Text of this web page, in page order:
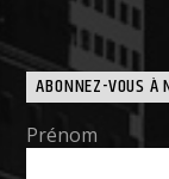
ABONNEZ-VOUS À
Prénom